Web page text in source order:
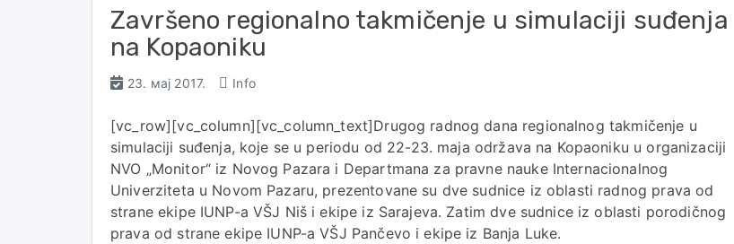
Završeno regionalno takmičenje u simulaciji suđenja
na Kopaoniku
23. мај 2017. Info
[vc_row][vc_column][vc_column_text]Drugog radnog dana regionalnog takmičenje u
simulaciji suđenja, koje se u periodu od 22-23. maja održava na Kopaoniku u organizaciji
NVO „Monitor“ iz Novog Pazara i Departmana za pravne nauke Internacionalnog
Univerziteta u Novom Pazaru, prezentovane su dve sudnice iz oblasti radnog prava od
strane ekipe IUNP-a VŠJ Niš i ekipe iz Sarajeva. Zatim dve sudnice iz oblasti porodičnog
prava od strane ekipe IUNP-a VŠJ Pančevo i ekipe iz Banja Luke.